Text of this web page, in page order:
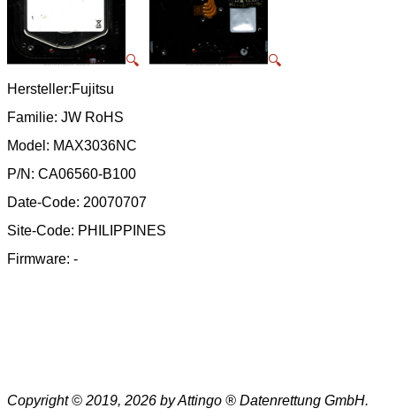
🔍
🔍
Hersteller:Fujitsu
Familie: JW RoHS
Model: MAX3036NC
P/N: CA06560-B100
Date-Code: 20070707
Site-Code: PHILIPPINES
Firmware: -
Copyright © 2019, 2026 by Attingo ® Datenrettung GmbH.